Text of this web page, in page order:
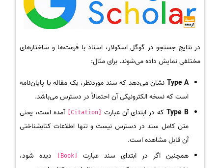
در نتایج جستجو در گوگل اسکولار، اسناد با فرمت‌ها و ساختارهای
مختلفی نمایش داده می‌شوند. برای مثال:
Type A نشان می‌دهد که سند موردنظر، یک مقاله یا پایان‌نامه
است که نسخه الکترونیکی آن احتمالاً در دسترس می‌باشد.
Type Bکه در ابتدای آن عبارت [Citation]
آمده است، یعنی
متن کامل سند در دسترس نیست و تنها اطلاعات کتابشناختی
آن قابل مشاهده است.
همچنین اگر در ابتدای سند عبارت
[Book]
دیده شود،